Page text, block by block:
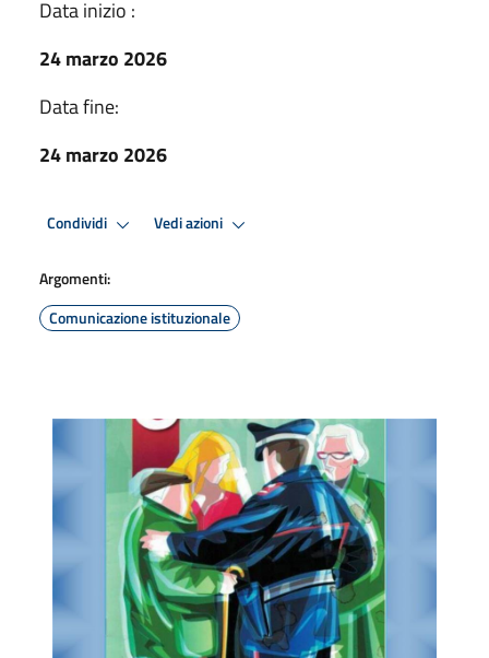
Data inizio :
24 marzo 2026
Data fine:
24 marzo 2026
Condividi Vedi azioni
Argomenti:
Comunicazione istituzionale